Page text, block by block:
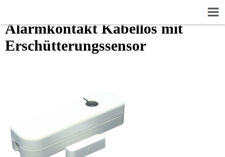
Alarmkontakt Kabellos mit
Erschütterungssensor